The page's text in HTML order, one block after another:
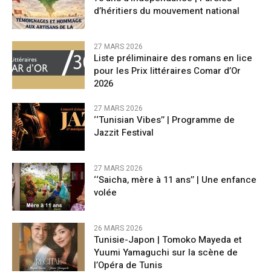
d’héritiers du mouvement national
27 MARS 2026
Liste préliminaire des romans en lice
pour les Prix littéraires Comar d’Or
2026
27 MARS 2026
‘‘Tunisian Vibes’’ | Programme de
Jazzit Festival
27 MARS 2026
‘‘Saicha, mère à 11 ans’’ | Une enfance
volée
26 MARS 2026
Tunisie-Japon | Tomoko Mayeda et
Yuumi Yamaguchi sur la scène de
l’Opéra de Tunis